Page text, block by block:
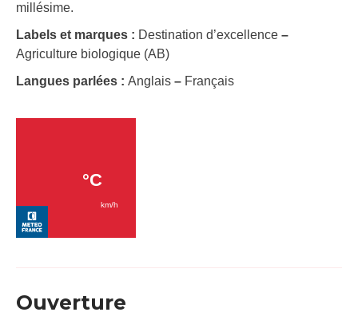
millésime.
Labels et marques : Destination d’excellence –
Agriculture biologique (AB)
Langues parlées : Anglais – Français
Ouverture